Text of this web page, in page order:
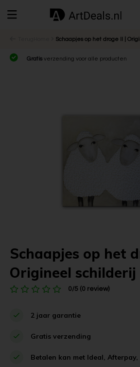
Schaapjes op het droge II |
Gratis verzending voor alle producten
Schaapjes op het
Origineel schilderij
0/5 (0 review)
2 jaar garantie
Gratis verzending
Betalen kan met Ideal,